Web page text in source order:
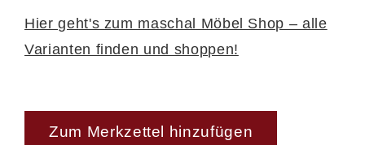
Hier geht's zum maschal Möbel Shop – alle
Varianten finden und shoppen!
Zum Merkzettel hinzufügen